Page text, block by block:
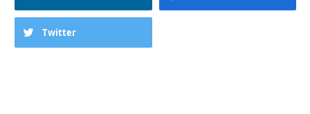
Twitter